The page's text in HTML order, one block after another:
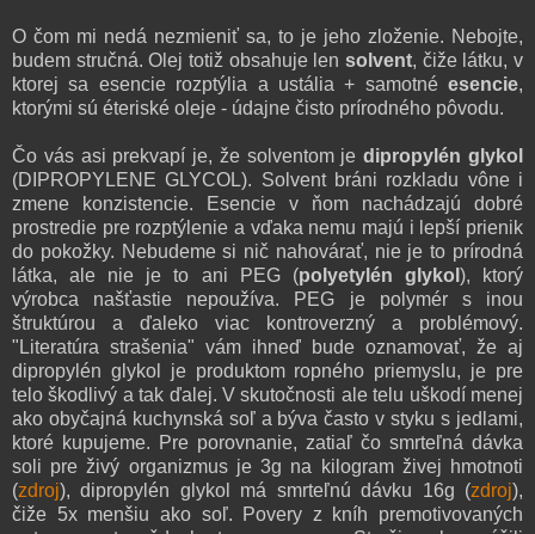
O čom mi nedá nezmieniť sa, to je jeho zloženie. Nebojte,
budem stručná. Olej totiž obsahuje len solvent, čiže látku, v
ktorej sa esencie rozptýlia a ustália + samotné esencie,
ktorými sú éteriské oleje - údajne čisto prírodného pôvodu.
Čo vás asi prekvapí je, že solventom jedipropylén glykol
(DIPROPYLENE GLYCOL). Solvent bráni rozkladu vône i
zmene konzistencie. Esencie v ňom nachádzajú dobré
prostredie pre rozptýlenie a vďaka nemu majú i lepší prienik
do pokožky. Nebudeme si nič nahovárať, nie je to prírodná
látka, ale nie je to ani PEG (polyetylén glykol ), ktorý
výrobca našťastie nepoužíva. PEG je polymér s inou
štruktúrou a ďaleko viac kontroverzný a problémový.
"Literatúra strašenia" vám ihneď bude oznamovať, že aj
dipropylén glykol je produktom ropného priemyslu, je pre
telo škodlivý a tak ďalej. V skutočnosti ale telu uškodí menej
ako obyčajná kuchynská soľ a býva často v styku s jedlami,
ktoré kupujeme. Pre porovnanie, zatiaľ čo smrteľná dávka
soli pre živý organizmus je 3g na kilogram živej hmotnoti
(zdroj), dipropylén glykol má smrteľnú dávku 16g (zdroj),
čiže 5x menšiu ako soľ. Povery z kníh premotivovaných